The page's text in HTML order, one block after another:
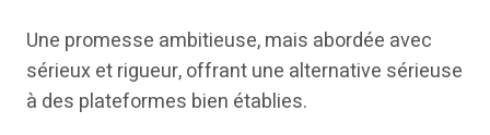
Une promesse ambitieuse, mais abordée avec
sérieux et rigueur, offrant une alternative sérieuse
à des plateformes bien établies.